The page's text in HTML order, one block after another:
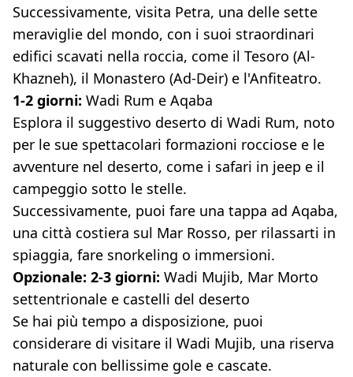
Successivamente, visita Petra, una delle sette
meraviglie del mondo, con i suoi straordinari
edifici scavati nella roccia, come il Tesoro (Al-
Khazneh), il Monastero (Ad-Deir) e l'Anfiteatro.
1-2 giorni: Wadi Rum e Aqaba
Esplora il suggestivo deserto di Wadi Rum, noto
per le sue spettacolari formazioni rocciose e le
avventure nel deserto, come i safari in jeep e il
campeggio sotto le stelle.
Successivamente, puoi fare una tappa ad Aqaba,
una città costiera sul Mar Rosso, per rilassarti in
spiaggia, fare snorkeling o immersioni.
Opzionale: 2-3 giorni: Wadi Mujib, Mar Morto
settentrionale e castelli del deserto
Se hai più tempo a disposizione, puoi
considerare di visitare il Wadi Mujib, una riserva
naturale con bellissime gole e cascate.